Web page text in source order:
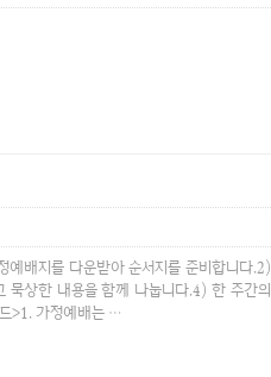
배지를 다운받아 순서지를 준비합니다.2)
묵상한 내용을 함께 나눕니다.4) 한 주간의
>1. 가정예배는 …